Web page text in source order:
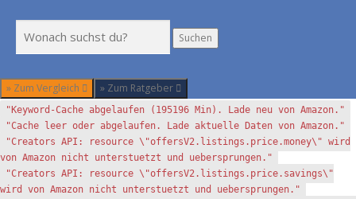
Suchen
» Zum Vergleich » Zum Ratgeber
"Keyword-Cache abgelaufen (195196 Min). Lade neu von Amazon."
"Cache leer oder abgelaufen. Lade aktuelle Daten von Amazon."
"Creators API: resource \"offersV2.listings.price.money\" wird
von Amazon nicht unterstuetzt und uebersprungen."
"Creators API: resource \"offersV2.listings.price.savings\"
wird von Amazon nicht unterstuetzt und uebersprungen."